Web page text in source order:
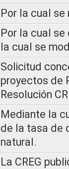
Por la cual se
Por la cual se
la cual se
Solicitud
proyectos de
Resolución
Mediante la
de la tasa de
natural.
La CREG